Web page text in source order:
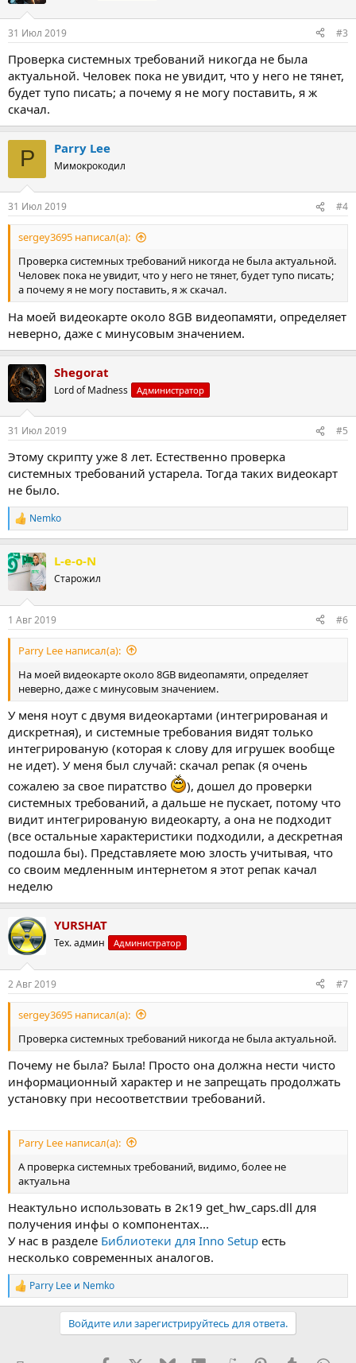
31 Июл 2019 #3
Проверка системных требований никогда не была
актуальной. Человек пока не увидит, что у него не тянет,
будет тупо писать; а почему я не могу поставить, я ж
скачал.
P Parry Lee
Мимокрокодил
31 Июл 2019 #4
sergey3695 написал(а):
Проверка системных требований никогда не была актуальной.
Человек пока не увидит, что у него не тянет, будет тупо писать;
а почему я не могу поставить, я ж скачал.
На моей видеокарте около 8GB видеопамяти, определяет
неверно, даже с минусовым значением.
Shegorat
Lord of Madness Администратор
31 Июл 2019 #5
Этому скрипту уже 8 лет. Естественно проверка
системных требований устарела. Тогда таких видеокарт
не было.
Р
е
к
ц
Nemko
L-e-o-N
Старожил
1 Авг 2019 #6
Parry Lee написал(а):
На моей видеокарте около 8GB видеопамяти, определяет
неверно, даже с минусовым значением.
У меня ноут с двумя видеокартами (интегрированая и
дискретная), и системные требования видят только
интегрированую (которая к слову для игрушек вообще
не идет). У меня был случай: скачал репак (я очень
сожалею за свое пиратство
), дошел до проверки
системных требований, а дальше не пускает, потому что
видит интегрированую видеокарту, а она не подходит
(все остальные характеристики подходили, а дескретная
подошла бы). Представляете мою злость учитывая, что
со своим медленным интернетом я этот репак качал
неделю
YURSHAT
Тех. админ Администратор
2 Авг 2019 #7
sergey3695 написал(а):
Проверка системных требований никогда не была актуальной.
Почему не была? Была! Просто она должна нести чисто
информационный характер и не запрещать продолжать
установку при несоответствии требований.
Parry Lee написал(а):
А проверка системных требований, видимо, более не
актуальна
Неактульно использовать в 2к19 get_hw_caps.dll для
получения инфы о компонентах...
У нас в разделе Библиотеки для Inno Setup есть
несколько современных аналогов.
Р
е
Parry Lee и Nemko
Войдите или зарегистрируйтесь для ответа.